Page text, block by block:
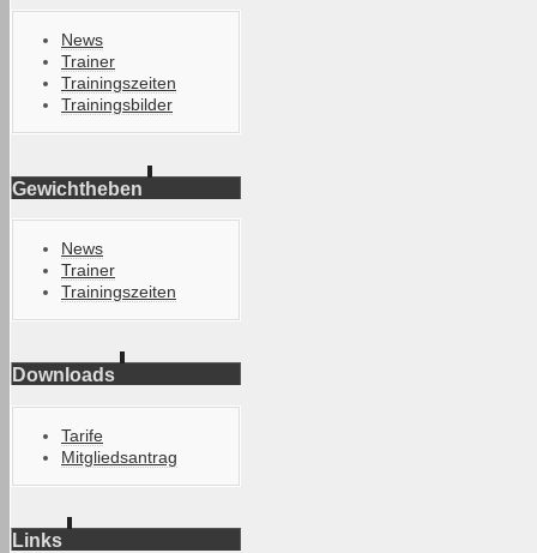
News
Trainer
Trainingszeiten
Trainingsbilder
Gewichtheben
News
Trainer
Trainingszeiten
Downloads
Tarife
Mitgliedsantrag
Links